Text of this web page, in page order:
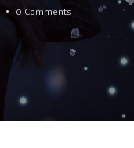
0 Comments